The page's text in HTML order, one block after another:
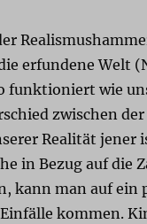
erfundene Welt
funktioniert wie
zwischen
Realität jener
in Bezug auf die
kann man auf ein
kommen.